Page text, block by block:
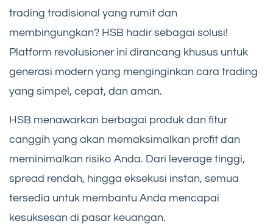
trading tradisional yang rumit dan
membingungkan? HSB hadir sebagai solusi!
Platform revolusioner ini dirancang khusus untuk
generasi modern yang menginginkan cara trading
yang simpel, cepat, dan aman.
HSB menawarkan berbagai produk dan fitur
canggih yang akan memaksimalkan profit dan
meminimalkan risiko Anda. Dari leverage tinggi,
spread rendah, hingga eksekusi instan, semua
tersedia untuk membantu Anda mencapai
kesuksesan di pasar keuangan.